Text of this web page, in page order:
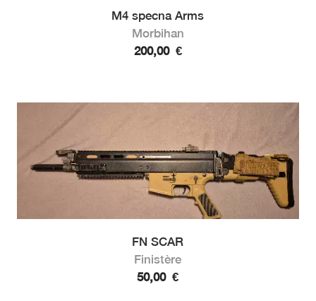
M4 specna Arms
Morbihan
200,00 €
FN SCAR
Finistère
50,00 €